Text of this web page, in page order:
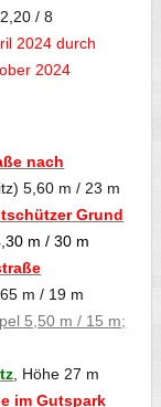
/ 8
2024 durch
2024
nach
5,60 m / 23 m
Grund
m / 30 m
m / 19 m
5,50 m / 15 m;
, Höhe 27 m
im Gutspark